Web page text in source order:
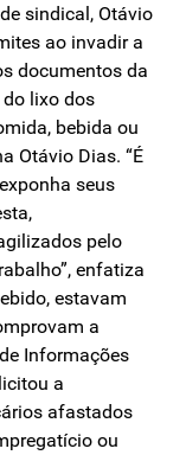
sindical, Otávio
ao invadir a
documentos da
lixo dos
bebida ou
Otávio Dias. “É
seus
pelo
enfatiza
estavam
a
Informações
a
afastados
ou